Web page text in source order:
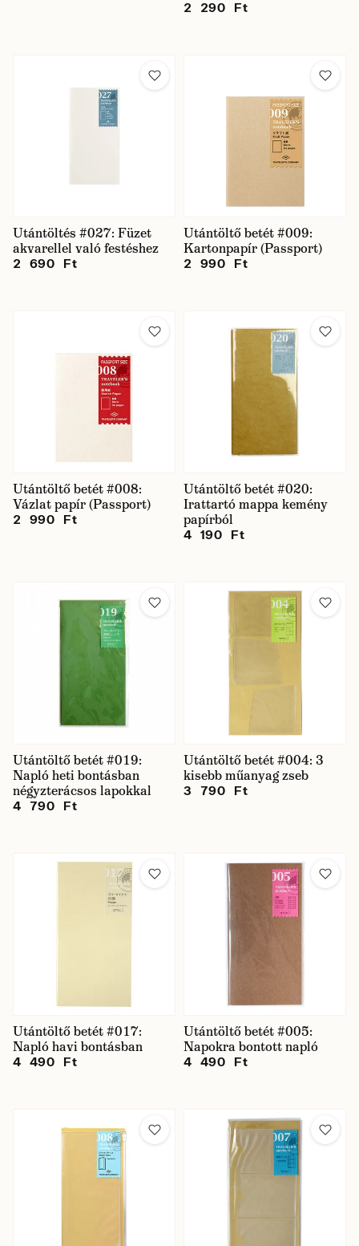
2 290 Ft
Utántöltés #027: Füzet
akvarellel való festéshez
2 690 Ft
Utántöltő betét #009:
Kartonpapír (Passport)
2 990 Ft
Utántöltő betét #008:
Vázlat papír (Passport)
2 990 Ft
Utántöltő betét #020:
Irattartó mappa kemény
papírból
4 190 Ft
Utántöltő betét #019:
Napló heti bontásban
négyzterácsos lapokkal
4 790 Ft
Utántöltő betét #004: 3
kisebb műanyag zseb
3 790 Ft
Utántöltő betét #017:
Napló havi bontásban
4 490 Ft
Utántöltő betét #005:
Napokra bontott napló
4 490 Ft